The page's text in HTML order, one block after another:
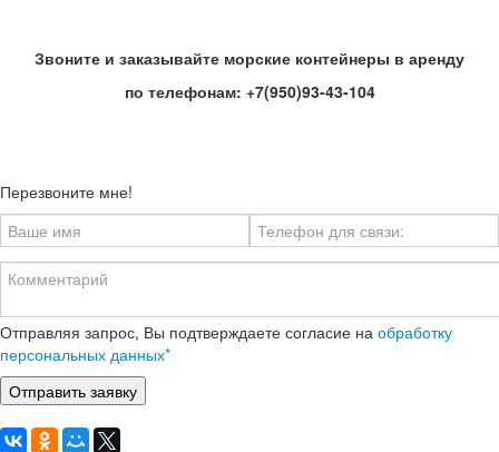
Звоните и заказывайте морские контейнеры в аренду
по телефонам: +7(950)93-43-104
Перезвоните мне!
Отправляя запрос, Вы подтверждаете согласие на обработку
персональных данных*